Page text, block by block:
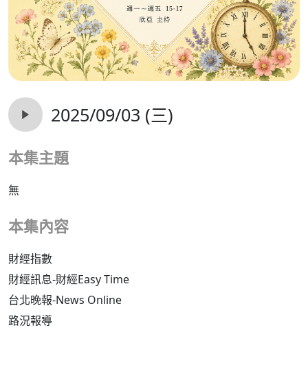
2025/09/03 (三)
本集主題
無
本集內容
財經指數
財經訊息-財經Easy Time
台北晚報-News Online
路況報導